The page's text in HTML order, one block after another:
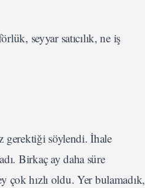
seyyar satıcılık, ne iş
gerektiği söylendi. İhale
Birkaç ay daha süre
çok hızlı oldu. Yer bulamadık,